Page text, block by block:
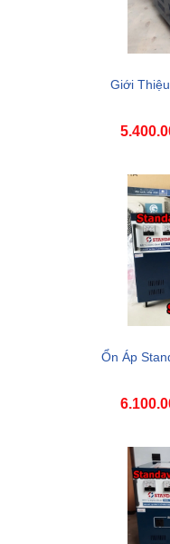
Giới
Ổn Áp